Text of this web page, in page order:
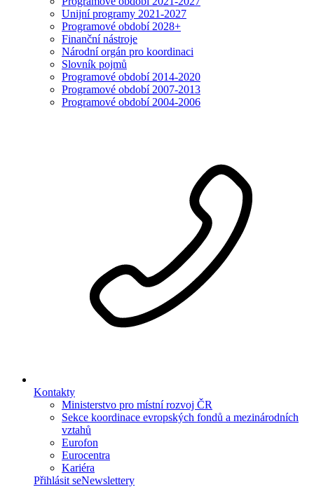
Unijní programy 2021-2027
Programové období 2028+
Finanční nástroje
Národní orgán pro koordinaci
Slovník pojmů
Programové období 2014-2020
Programové období 2007-2013
Programové období 2004-2006
Kontakty
Ministerstvo pro místní rozvoj ČR
Sekce koordinace evropských fondů a mezinárodních
vztahů
Eurofon
Eurocentra
Kariéra
Přihlásit seNewslettery